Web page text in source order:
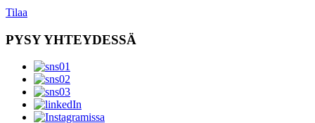
Tilaa
PYSY YHTEYDESSÄ